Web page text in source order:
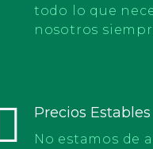
Se registro la
TECHNOLOGY
todo lo que
nosotros
Precios Estables
No estamos de